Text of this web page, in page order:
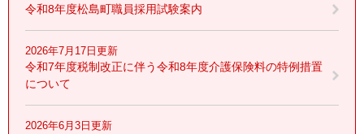
令和8年度松島町職員採用試験案内
2026年7月17日更新
令和7年度税制改正に伴う令和8年度介護保険料の特例措置
について
2026年6月3日更新